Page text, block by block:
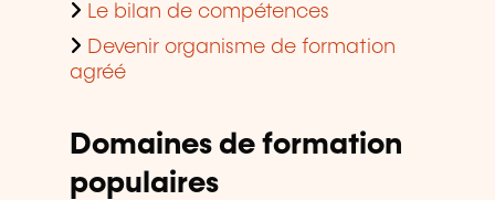
Le bilan de compétences
Devenir organisme de formation
agréé
Domaines de formation
populaires